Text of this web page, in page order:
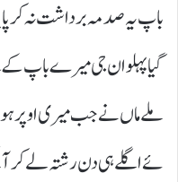
باپ یہ صدمہ برداشت نہ کر
گیا پہلوان جی میرے باپ
ملے ماں نے جب میری اوپر
ئے اگلے ہی دن رشتہ لے کر